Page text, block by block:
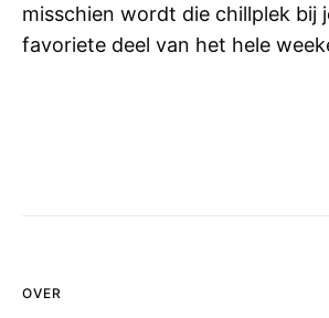
misschien wordt die chillplek bij
favoriete deel van het hele
OVER